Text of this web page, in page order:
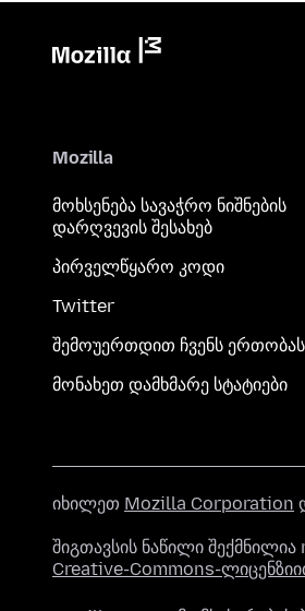
Mozilla
მოხსენება სავაჭრო ნიშნების
დარღვევის შესახებ
პირველწყარო კოდი
Twitter
შემოუერთდით ჩვენს ერთობას
მონახეთ დამხმარე სტატიები
იხილეთ Mozilla Corporation
შიგთავსის ნაწილი
Creative-Commons-